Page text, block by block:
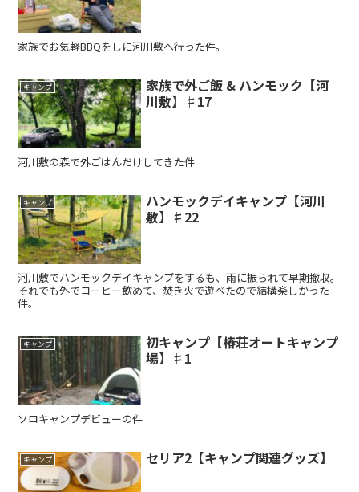
家族でお気軽BBQをしに河川敷へ行った件。
キャンプ
家族で外ご飯 & ハンモック【河
川敷】♯17
河川敷の森で外ごはんだけしてきた件
キャンプ
ハンモックデイキャンプ【河川
敷】♯22
河川敷でハンモックデイキャンプをするも、雨に振られて早期撤収。
それでも外でコーヒー飲めて、焚き火で遊べたので結構楽しかった
件。
キャンプ
初キャンプ【椿荘オートキャンプ
場】♯1
ソロキャンプデビューの件
キャンプ セリア2【キャンプ関連グッズ】